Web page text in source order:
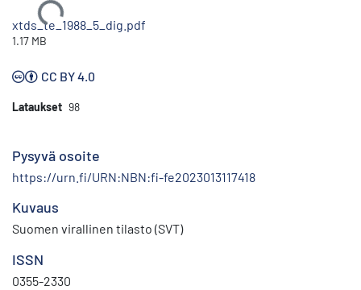
Ladataan...
xtds_te_1988_5_dig.pdf
1.17 MB
CC BY 4.0
Lataukset 98
Pysyvä osoite
https://urn.fi/URN:NBN:fi-fe2023013117418
Kuvaus
Suomen virallinen tilasto (SVT)
ISSN
0355-2330